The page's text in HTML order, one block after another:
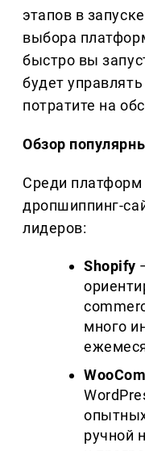
этапов в
выбора
быстро вы
будет
потратите на
Обзор
Среди платформ
дропшиппинг-
лидеров:
Shopify
много
ручной